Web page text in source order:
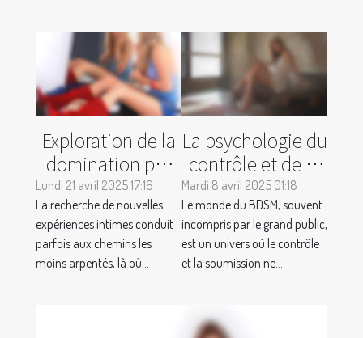
Exploration de la
domination par
téléphone : une
aventure intime
et anonyme
Lundi 21 avril 2025 17:16
La recherche de nouvelles
expériences intimes conduit
parfois aux chemins les
moins arpentés, là où...
La psychologie du
contrôle et de la
soumission dans
le BDSM
perspectives et
conseils
Mardi 8 avril 2025 01:18
Le monde du BDSM, souvent
incompris par le grand public,
est un univers où le contrôle
et la soumission ne...